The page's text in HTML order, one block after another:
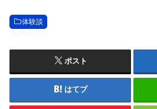
体験談
ポスト
はてブ